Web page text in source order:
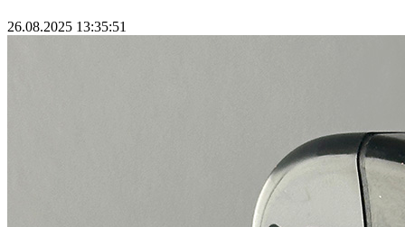
26.08.2025 13:35:51